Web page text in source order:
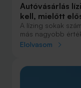
Autóvásárlás
kell, mielőtt
A lízing sokak
más nagyobb
anélkül, hogy azt
fogalmak közül,
Elolvasom